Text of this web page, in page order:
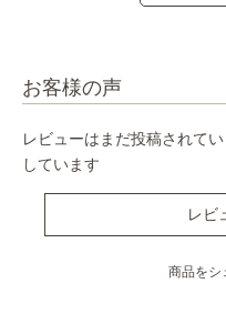
お客様の声
レビューはまだ投稿されて
しています
レビ
商品をシ